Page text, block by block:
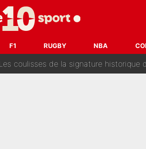
F1 RUGBY NBA
un… Le PSG se lance encore dans un gros
et Mylène Farmer, le nouveau sélectionneur de
de la signature historique de